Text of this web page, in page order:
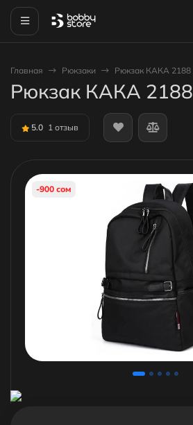
Главная Рюкзаки Рюкзак КАКА 2188
Рюкзак КАКА 2188
5.0 1 отзыв
-900 сом